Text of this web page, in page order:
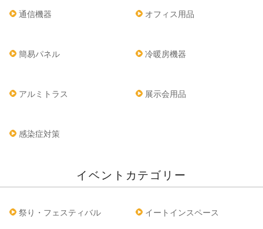
通信機器 オフィス用品
簡易パネル 冷暖房機器
アルミトラス 展示会用品
感染症対策
イベントカテゴリー
祭り・フェスティバル イートインスペース